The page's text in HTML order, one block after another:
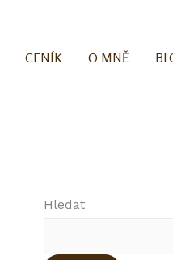
CENÍK O MNĚ
Hledat